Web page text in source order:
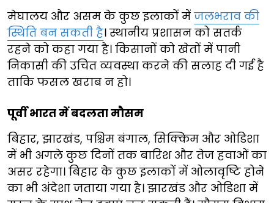
मेघालय और असम के कुछ इलाकों में जलभराव की
स्थिति बन सकती है। स्थानीय प्रशासन को सतर्क
रहने को कहा गया है। किसानों को खेतों में पानी
निकासी की उचित व्यवस्था करने की सलाह दी गई है
ताकि फसल खराब न हो।
पूर्वी भारत में बदलता मौसम
बिहार, झारखंड, पश्चिम बंगाल, सिक्किम और ओडिशा
में भी अगले कुछ दिनों तक बारिश और तेज हवाओं का
असर रहेगा। बिहार के कुछ इलाकों में ओलावृष्टि होने
का भी अंदेशा जताया गया है। झारखंड और ओडिशा में